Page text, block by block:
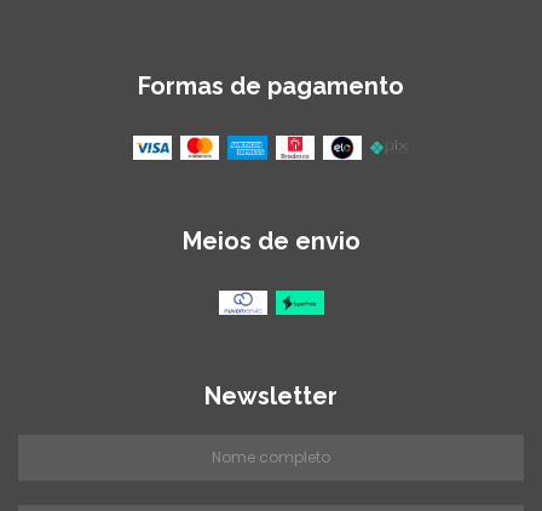
Formas de pagamento
Meios de envio
Newsletter